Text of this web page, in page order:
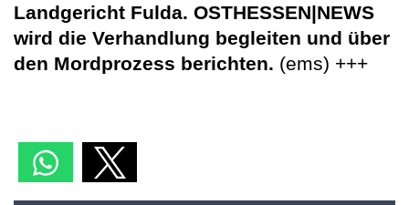
Landgericht Fulda. OSTHESSEN|NEWS
wird die Verhandlung begleiten und über
den Mordprozess berichten. (ems) +++